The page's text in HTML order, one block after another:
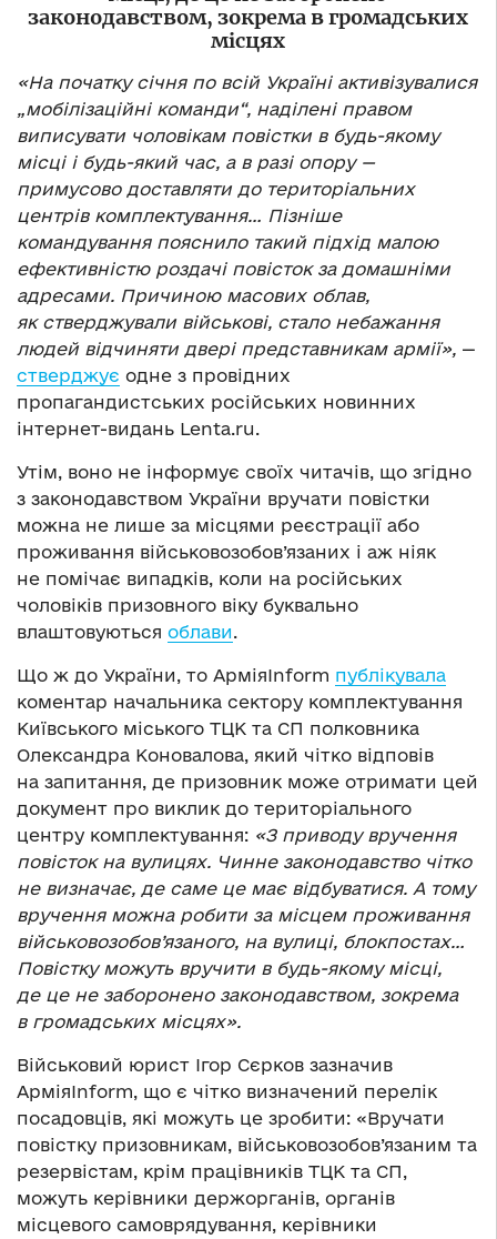
законодавством, зокрема в громадських
місцях
«На початку січня по всій Україні активізувалися
„мобілізаційні команди“, наділені правом
виписувати чоловікам повістки в будь-якому
місці і будь-який час, а в разі опору —
примусово доставляти до територіальних
центрів комплектування… Пізніше
командування пояснило такий підхід малою
ефективністю роздачі повісток за домашніми
адресами. Причиною масових облав,
як стверджували військові, стало небажання
людей відчиняти двері представникам армії», —
стверджує одне з провідних
пропагандистських російських новинних
інтернет-видань Lenta.ru.
Утім, воно не інформує своїх читачів, що згідно
з законодавством України вручати повістки
можна не лише за місцями реєстрації або
проживання військовозобов’язаних і аж ніяк
не помічає випадків, коли на російських
чоловіків призовного віку буквально
влаштовуються облави.
Що ж до України, то АрміяInform публікувала
коментар начальника сектору комплектування
Київського міського ТЦК та СП полковника
Олександра Коновалова, який чітко відповів
на запитання, де призовник може отримати цей
документ про виклик до територіального
центру комплектування: «З приводу вручення
повісток на вулицях. Чинне законодавство чітко
не визначає, де саме це має відбуватися. А тому
вручення можна робити за місцем проживання
військовозобов’язаного, на вулиці, блокпостах…
Повістку можуть вручити в будь-якому місці,
де це не заборонено законодавством, зокрема
в громадських місцях».
Військовий юрист Ігор Сєрков зазначив
АрміяInform, що є чітко визначений перелік
посадовців, які можуть це зробити: «Вручати
повістку призовникам, військовозобов’язаним та
резервістам, крім працівників ТЦК та СП,
можуть керівники держорганів, органів
місцевого самоврядування, керівники